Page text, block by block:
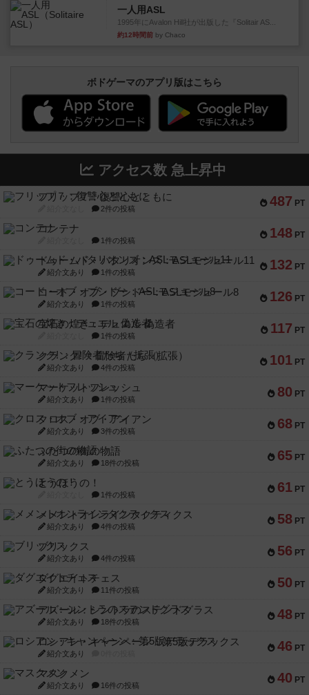
一人用ASL
1995年にAvalon Hill社が出版した『Solitair AS...
約12時間前 by Chaco
ボドゲーマのアプリ版はこちら
アクセス数 急上昇中
487 PT
フリップ７：復讐心とともに
2件の投稿
148 PT
コンテナ
1件の投稿
132 PT
ドゥームド・バタリオンズ：ASLモジュール11
紹介文あり 1件の投稿
126 PT
コード・オブ・ブシドー：ASLモジュール8
紹介文あり 1件の投稿
117 PT
宝石の煌き：デュエル 偽造者
1件の投稿
101 PT
クランク! ：冒険者たち（拡張）
紹介文あり 4件の投稿
80 PT
マーケットフレッシュ
紹介文あり 1件の投稿
68 PT
クロス・オブ・アイアン
紹介文あり 3件の投稿
65 PT
ふたつの街の物語
紹介文あり 18件の投稿
61 PT
とうほうの！
1件の投稿
58 PT
メメントオンラインタクティクス
紹介文あり 4件の投稿
56 PT
ブリックス
紹介文あり 4件の投稿
50 PT
ダグエイトチェス
紹介文あり 11件の投稿
48 PT
アズール：シントラのステンドグラス
紹介文あり 18件の投稿
46 PT
ロシアン・キャンペーン：第5版デラックス
紹介文あり
40 PT
マスクメン
紹介文あり 16件の投稿